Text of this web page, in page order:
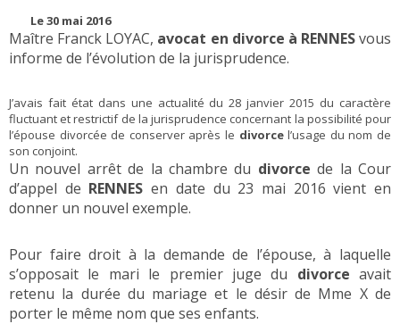
Le 30 mai 2016
Maître Franck LOYAC, avocat en divorce à RENNESvous
informe de l’évolution de la jurisprudence.
J’avais fait état dans une actualité du 28 janvier 2015 du caractère
fluctuant et restrictif de la jurisprudence concernant la possibilité pour
l’épouse divorcée de conserver après le divorcel’usage du nom de
son conjoint.
Un nouvel arrêt de la chambre du divorcede la Cour
d’appel de RENNES en date du 23 mai 2016 vient en
donner un nouvel exemple.
Pour faire droit à la demande de l’épouse, à laquelle
s’opposait le mari le premier juge du divorce avait
retenu la durée du mariage et le désir de Mme X de
porter le même nom que ses enfants.